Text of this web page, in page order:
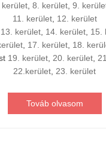
kerület, 8. kerület, 9.
11. kerület, 12. kerület
13. kerület, 14. kerület, 15.
, 17. kerület, 18.
19. kerület, 20. kerület,
22.kerület, 23. kerület
Továb olvasom